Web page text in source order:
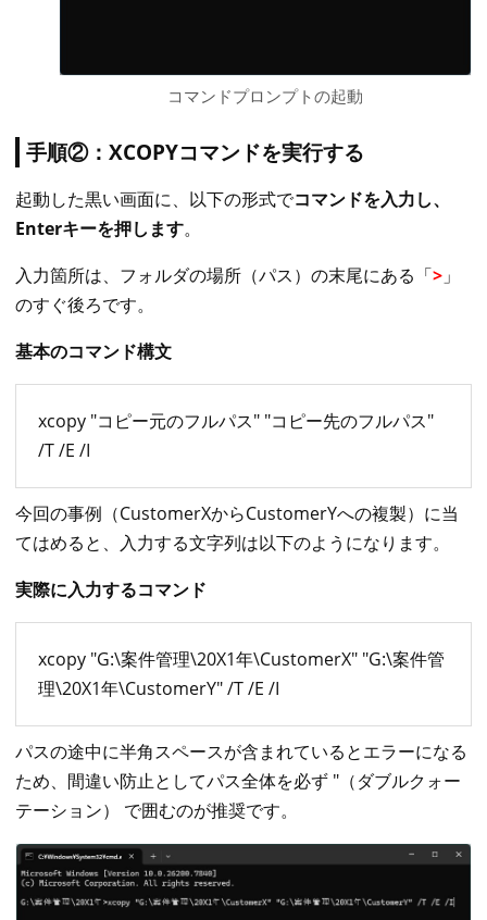
コマンドプロンプトの起動
手順②：XCOPYコマンドを実行する
起動した黒い画面に、以下の形式でコマンドを入力し、
Enterキーを押します。
入力箇所は、フォルダの場所（パス）の末尾にある「> 」
のすぐ後ろです。
基本のコマンド構文
xcopy "コピー元のフルパス" "コピー先のフルパス"
/T /E /I
今回の事例（CustomerXからCustomerYへの複製）に当
てはめると、入力する文字列は以下のようになります。
実際に入力するコマンド
xcopy "G:\案件管理\20X1年\CustomerX" "G:\案件管
理\20X1年\CustomerY" /T /E /I
パスの途中に半角スペースが含まれているとエラーになる
ため、間違い防止としてパス全体を必ず "（ダブルクォー
テーション） で囲むのが推奨です。